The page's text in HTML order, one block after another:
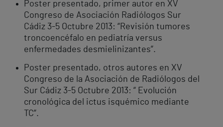
Poster presentado, primer autor en XV
Congreso de Asociación Radiólogos Sur
Cádiz 3-5 Octubre 2013: “Revisión tumores
troncoencéfalo en pediatría versus
enfermedades desmielinizantes”.
Poster presentado, otros autores en XV
Congreso de la Asociación de Radiólogos del
Sur Cádiz 3-5 Octubre 2013: “ Evolución
cronológica del ictus isquémico mediante
TC”.